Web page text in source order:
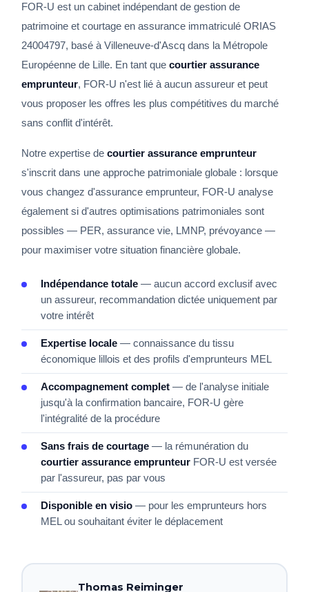
FOR-U est un cabinet indépendant de gestion de
patrimoine et courtage en assurance immatriculé ORIAS
24004797, basé à Villeneuve-d'Ascq dans la Métropole
Européenne de Lille. En tant quecourtier assurance
emprunteur, FOR-U n'est lié à aucun assureur et peut
vous proposer les offres les plus compétitives du marché
sans conflit d'intérêt.
Notre expertise decourtier assurance emprunteur
s'inscrit dans une approche patrimoniale globale : lorsque
vous changez d'assurance emprunteur, FOR-U analyse
également si d'autres optimisations patrimoniales sont
possibles — PER, assurance vie, LMNP, prévoyance —
pour maximiser votre situation financière globale.
Indépendance totale — aucun accord exclusif avec
un assureur, recommandation dictée uniquement par
votre intérêt
Expertise locale — connaissance du tissu
économique lillois et des profils d'emprunteurs MEL
Accompagnement complet — de l'analyse initiale
jusqu'à la confirmation bancaire, FOR-U gère
l'intégralité de la procédure
Sans frais de courtage — la rémunération du
courtier assurance emprunteur FOR-U est versée
par l'assureur, pas par vous
Disponible en visio — pour les emprunteurs hors
MEL ou souhaitant éviter le déplacement
Thomas Reiminger